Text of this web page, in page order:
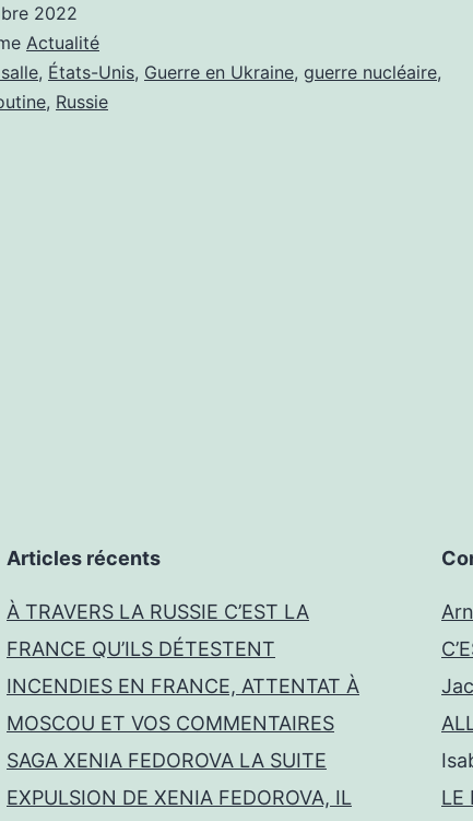
BOMBE
SALE
2022
Actualité
, États-Unis, Guerre en Ukraine, guerre nucléaire,
, Russie
Articles récents
À TRAVERS LA RUSSIE C’EST LA
FRANCE QU’ILS DÉTESTENT
INCENDIES EN FRANCE, ATTENTAT À
MOSCOU ET VOS COMMENTAIRES
SAGA XENIA FEDOROVA LA SUITE
EXPULSION DE XENIA FEDOROVA, IL
LE